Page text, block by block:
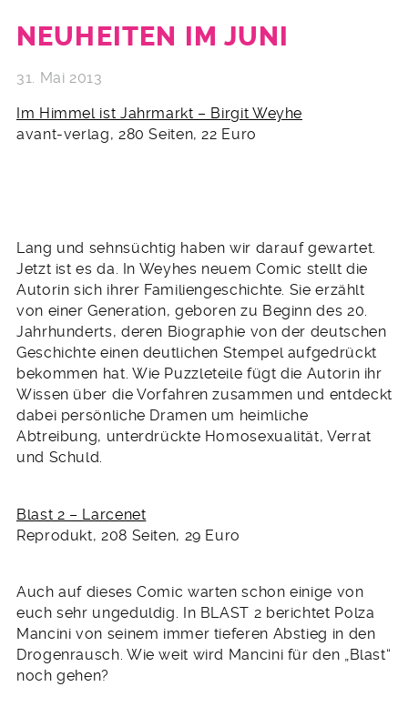
NEUHEITEN IM JUNI
31. Mai 2013
Im Himmel ist Jahrmarkt – Birgit Weyhe
avant-verlag, 280 Seiten, 22 Euro
Lang und sehnsüchtig haben wir darauf gewartet.
Jetzt ist es da. In Weyhes neuem Comic stellt die
Autorin sich ihrer Familiengeschichte. Sie erzählt
von einer Generation, geboren zu Beginn des 20.
Jahrhunderts, deren Biographie von der deutschen
Geschichte einen deutlichen Stempel aufgedrückt
bekommen hat. Wie Puzzleteile fügt die Autorin ihr
Wissen über die Vorfahren zusammen und entdeckt
dabei persönliche Dramen um heimliche
Abtreibung, unterdrückte Homosexualität, Verrat
und Schuld.
Blast 2 – Larcenet
Reprodukt, 208 Seiten, 29 Euro
Auch auf dieses Comic warten schon einige von
euch sehr ungeduldig. In BLAST 2 berichtet Polza
Mancini von seinem immer tieferen Abstieg in den
Drogenrausch. Wie weit wird Mancini für den „Blast“
noch gehen?